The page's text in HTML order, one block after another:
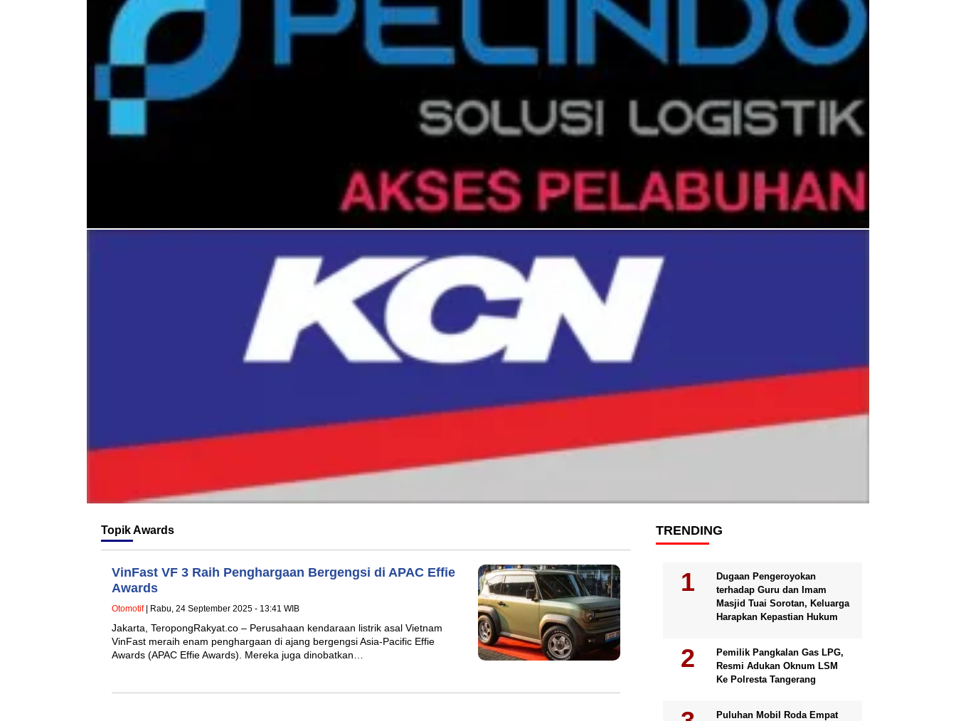
TopikAwards
VinFast VF 3 Raih Penghargaan Bergengsi di APAC Effie
Awards
Otomotif| Rabu, 24 September 2025 - 13:41 WIB
Jakarta, TeropongRakyat.co – Perusahaan kendaraan listrik asal Vietnam
VinFast meraih enam penghargaan di ajang bergengsi Asia-Pacific Effie
Awards (APAC Effie Awards). Mereka juga dinobatkan…
TRENDING
Dugaan Pengeroyokan
terhadap Guru dan Imam
Masjid Tuai Sorotan, Keluarga
Harapkan Kepastian Hukum
Pemilik Pangkalan Gas LPG,
Resmi Adukan Oknum LSM
Ke Polresta Tangerang
Puluhan Mobil Roda Empat